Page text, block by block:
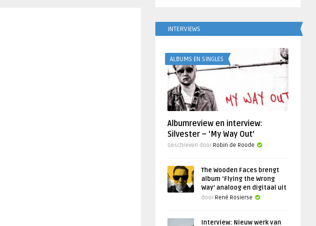
INTERVIEWS
ALBUMS EN SINGLES
Albumreview en interview:
Silvester – ‘My Way Out’
Geschreven door Robin de Roode
The Wooden Faces brengt
album ‘Flying the Wrong
Way’ analoog en digitaal uit
door René Rosierse
Interview: Nieuw werk van